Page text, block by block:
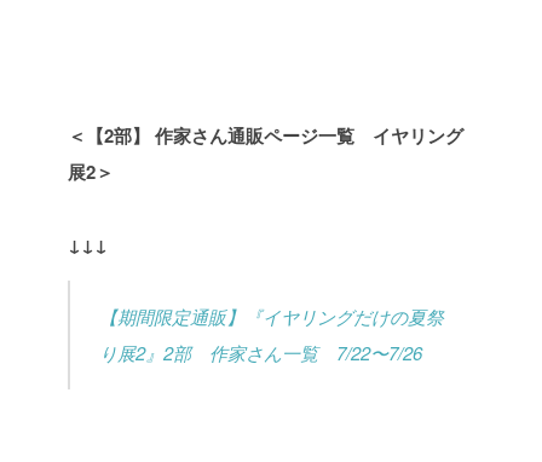
＜【2部】 作家さん通販ページ一覧 イヤリング
展2＞
↓↓↓
【期間限定通販】『イヤリングだけの夏祭
り展2』2部 作家さん一覧 7/22〜7/26